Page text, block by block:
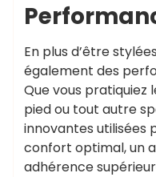
En plus d’être
également des
Que vous pratiquiez
pied ou tout autre
innovantes utilisées
confort optimal, un
adhérence